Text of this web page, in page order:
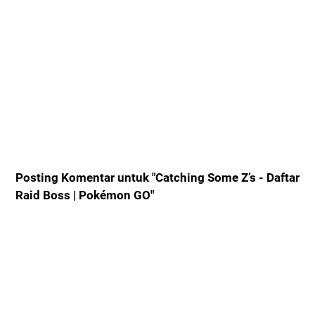
Posting Komentar untuk "Catching Some Z’s - Daftar
Raid Boss | Pokémon GO"